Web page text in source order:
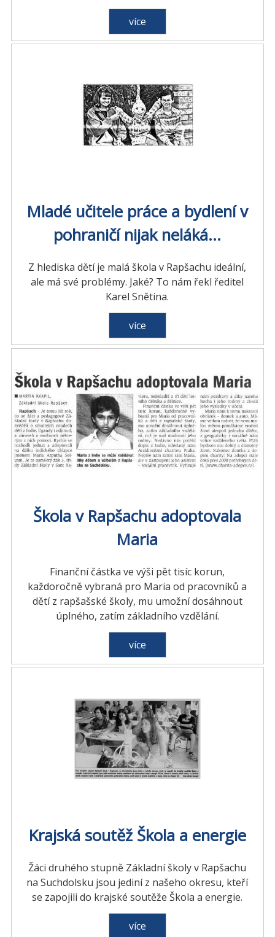
více
Mladé učitele práce a bydlení v
pohraničí nijak neláká...
Z hlediska dětí je malá škola v Rapšachu ideální,
ale má své problémy. Jaké? To nám řekl ředitel
Karel Snětina.
více
Škola v Rapšachu adoptovala
Maria
Finanční částka ve výši pět tisíc korun,
každoročně vybraná pro Maria od pracovníků a
dětí z rapšašské školy, mu umožní dosáhnout
úplného, zatím základního vzdělání.
více
Krajská soutěž Škola a energie
Žáci druhého stupně Základní školy v Rapšachu
na Suchdolsku jsou jediní z našeho okresu, kteří
se zapojili do krajské soutěže Škola a energie.
více